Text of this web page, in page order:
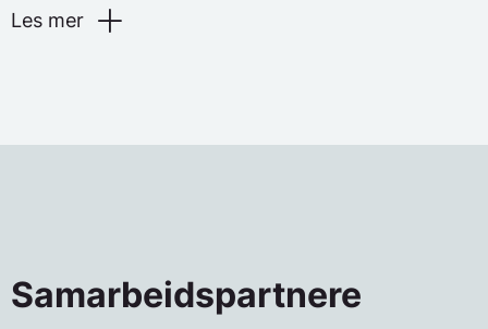
Les mer
løpende markedstilsyn.
DLE, med spesielle oppgaver innen
Samarbeidspartnere